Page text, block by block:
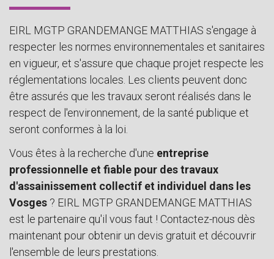
EIRL MGTP GRANDEMANGE MATTHIAS s'engage à
respecter les normes environnementales et sanitaires
en vigueur, et s'assure que chaque projet respecte les
réglementations locales. Les clients peuvent donc
être assurés que les travaux seront réalisés dans le
respect de l'environnement, de la santé publique et
seront conformes à la loi.
Vous êtes à la recherche d'une entreprise
professionnelle et fiable pour des travaux
d'assainissement collectif et individuel dans les
Vosges ? EIRL MGTP GRANDEMANGE MATTHIAS
est le partenaire qu'il vous faut ! Contactez-nous dès
maintenant pour obtenir un devis gratuit et découvrir
l'ensemble de leurs prestations.